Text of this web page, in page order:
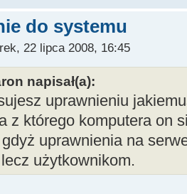
do systemu
22 lipca 2008, 16:45
napisał(a):
uprawnieniu
z którego komputera on
gdyż uprawnienia na
użytkownikom.